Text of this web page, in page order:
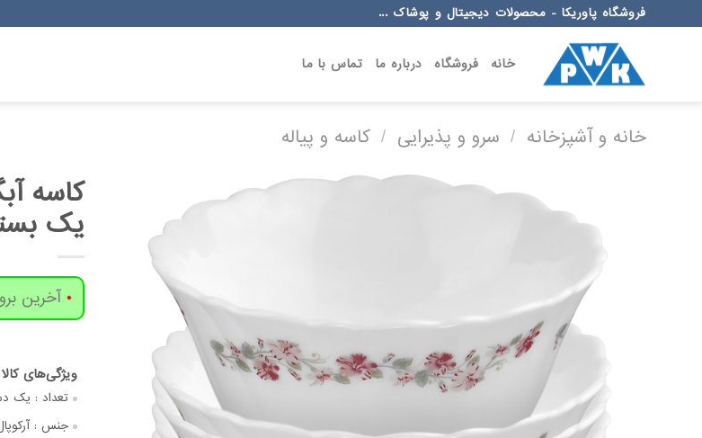
to
فروشگاه پاوریکا - محصولات دیجیتال و پوشاک ...
خانه فروشگاه درباره ما تماس با ما
خانه و آشپزخانه / سرو و پذیرایی / کاسه و پیاله
یک بسته 6
آخرین
تعداد : یک
جنس :